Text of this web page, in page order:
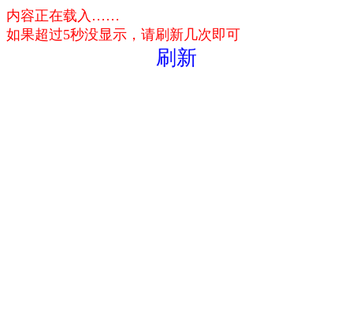
内容正在载入……
如果超过5秒没显示，请刷新几次即可
刷新